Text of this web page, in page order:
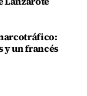
y un francés